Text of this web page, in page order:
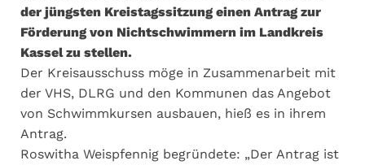
der jüngsten Kreistagssitzung einen Antrag zur
Förderung von Nichtschwimmern im Landkreis
Kassel zu stellen.
Der Kreisausschuss möge in Zusammenarbeit mit
der VHS, DLRG und den Kommunen das Angebot
von Schwimmkursen ausbauen, hieß es in ihrem
Antrag.
Roswitha Weispfennig begründete: „Der Antrag ist